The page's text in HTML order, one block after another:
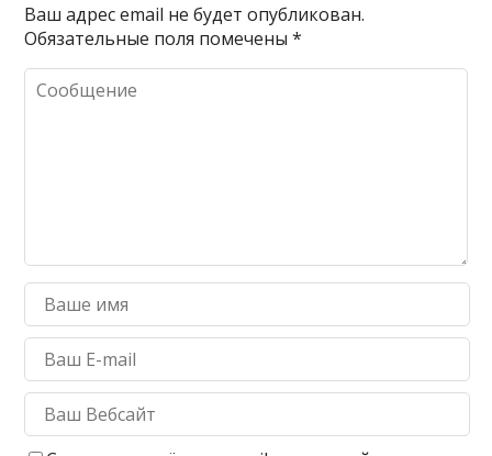
Ваш адрес email не будет опубликован.
Обязательные поля помечены*